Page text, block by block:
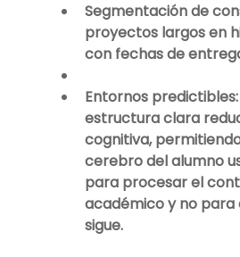
Segmentación de
proyectos largos en
con fechas de
Entornos predictibles:
estructura clara
cognitiva,
cerebro del alumno
para procesar el
académico y no para
sigue.